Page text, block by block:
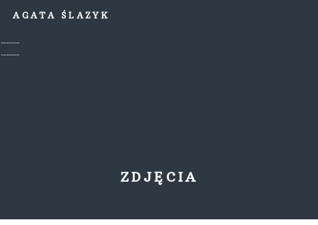
AGATA ŚLAZYK
ZDJĘCIA